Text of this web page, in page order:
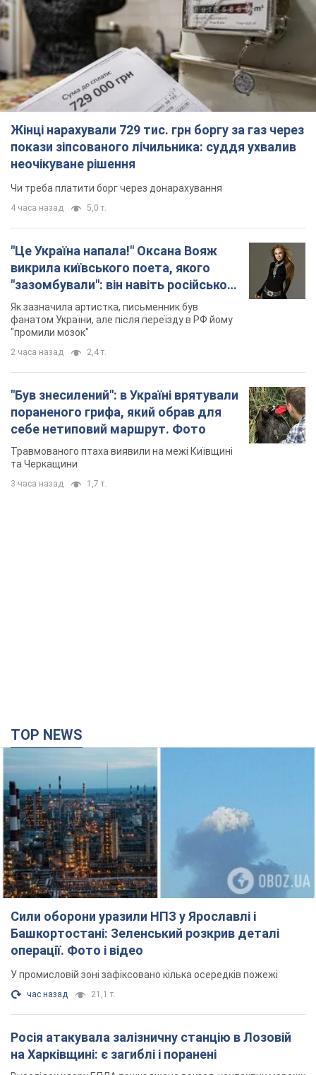
Жінці нарахували 729 тис. грн боргу за газ через
покази зіпсованого лічильника: суддя ухвалив
неочікуване рішення
Чи треба платити борг через донарахування
4 часа назад 5,0 т.
"Це Україна напала!" Оксана Вояж
викрила київського поета, якого
"зазомбували": він навіть російської
не знав, а тепер хоче геноциду
українців
Як зазначила артистка, письменник був
фанатом України, але після переїзду в РФ йому
"промили мозок"
2 часа назад 2,4 т.
"Був знесилений": в Україні врятували
пораненого грифа, який обрав для
себе нетиповий маршрут. Фото
Травмованого птаха виявили на межі Київщині
та Черкащини
3 часа назад 1,7 т.
TOP NEWS
Сили оборони уразили НПЗ у Ярославлі і
Башкортостані: Зеленський розкрив деталі
операції. Фото і відео
У промисловій зоні зафіксовано кілька осередків пожежі
час назад 21,1 т.
Росія атакувала залізничну станцію в Лозовій
на Харківщині: є загиблі і поранені